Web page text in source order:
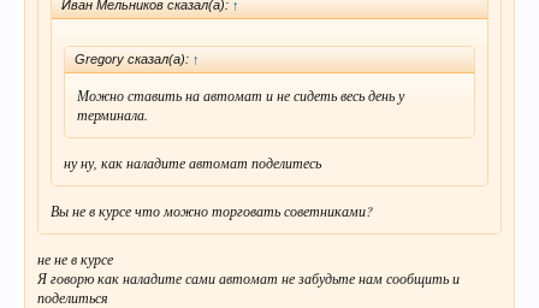
Иван Мельников сказал(а): ↑
Gregory сказал(а): ↑
Можно ставить на автомат и не сидеть весь день у
терминала.
ну ну, как наладите автомат поделитесь
Вы не в курсе что можно торговать советниками?
не не в курсе
Я говорю как наладите сами автомат не забудьте нам сообщить и
поделиться